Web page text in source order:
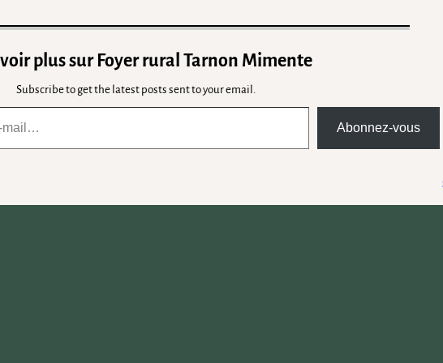
plus sur Foyer rural Tarnon Mimente
Subscribe to get the latest posts sent to your email.
Abonnez-vous